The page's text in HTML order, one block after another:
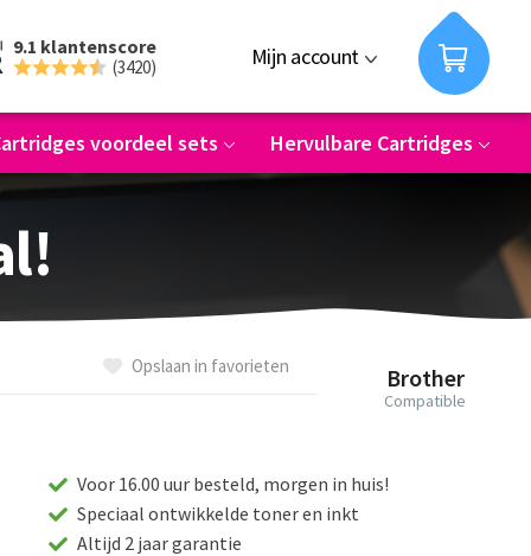
9.1 klantenscore
(3420) Mijn account
voordeel sets Hervulbare Cartridges
Opslaan in favorieten Brother
Compatible
Voor 16.00 uur besteld, morgen in huis!
Speciaal ontwikkelde toner en inkt
Altijd 2 jaar garantie